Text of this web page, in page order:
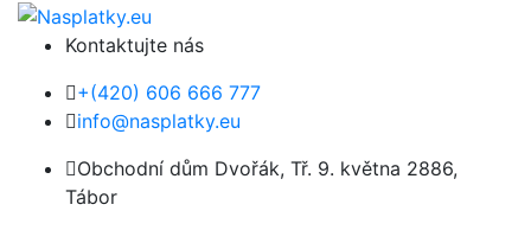
Kontaktujte nás
+(420) 606 666 777
info@nasplatky.eu
Obchodní dům Dvořák, Tř. 9. května 2886,
Tábor